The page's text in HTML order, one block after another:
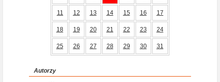
11 12 13 14 15 16 17
18 19 20 21 22 23 24
25 26 27 28 29 30 31
Autorzy